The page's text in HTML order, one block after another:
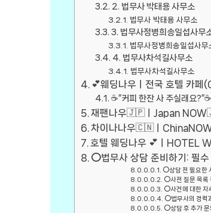
2. 법무사 박태용 사무소
법무사 박태용 사무소
3. 법무사정병희송일섭사무
법무사정병희송일섭사무
4. 법무사차석길사무소
법무사차석길사무소
💕웨딩나우ㅣ전국 호텔 카페
☕”커피 한잔 사 주실래요?”☕
재팬나우🇯🇵ㅣJapan
차이나나우🇨🇳ㅣ
호텔 웨딩나우 💕ㅣHOTEL
⭕법무사 상담 준비하기: 필
⭕상담 전 필요한
⭕사전 질문 목록
⭕사건에 대한
⭕법무사의 경력
⭕상담 후 추가